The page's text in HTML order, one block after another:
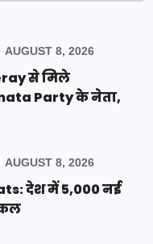
AUGUST 8, 2026
से मिले
Party के नेता,
AUGUST 8, 2026
देश में 5,000 नई